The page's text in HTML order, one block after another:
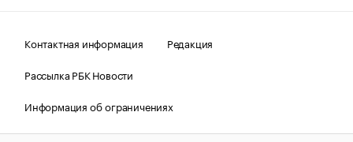
Контактная информация
Редакция
Рассылка РБК Новости
Информация об ограничениях
Правовая информация
О соблюдении авторских прав